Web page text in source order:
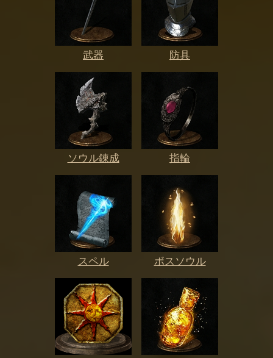
武器 防具
ソウル錬成 指輪
スペル ボスソウル